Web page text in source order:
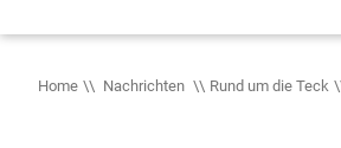
Home Nachrichten Rund um die Teck